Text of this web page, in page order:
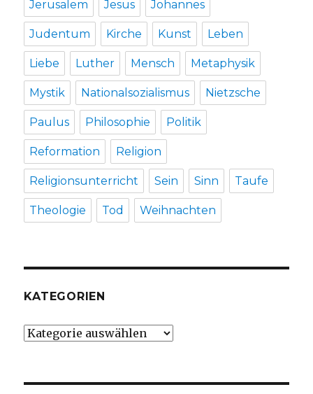
Jerusalem Jesus Johannes
Judentum Kirche Kunst Leben
Liebe Luther Mensch Metaphysik
Mystik Nationalsozialismus Nietzsche
Paulus Philosophie Politik
Reformation Religion
Religionsunterricht Sein Sinn Taufe
Theologie Tod Weihnachten
KATEGORIEN
Kategorien